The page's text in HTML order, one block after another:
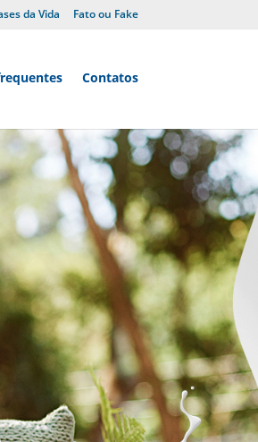
da Vida Fato ou Fake
Contatos